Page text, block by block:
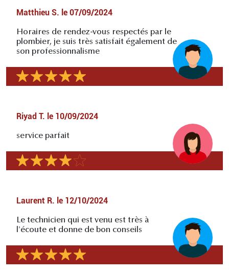
Matthieu S. le 07/09/2024
Horaires de rendez-vous respectés par le
plombier, je suis très satisfait également de
son professionnalisme
Riyad T. le 10/09/2024
service parfait
Laurent R. le 12/10/2024
Le technicien qui est venu est très à
l'écoute et donne de bon conseils